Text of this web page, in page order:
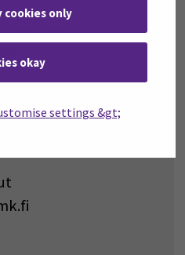
cookies only
okay
settings &gt;
johtaminen